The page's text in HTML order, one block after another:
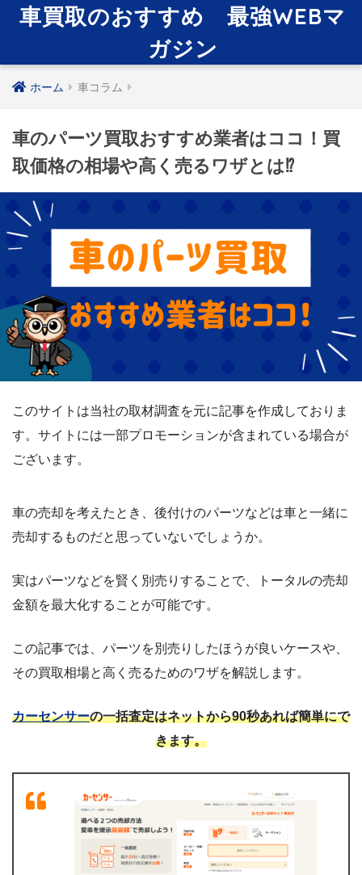
車買取のおすすめ 最強WEBマ
ガジン
ホーム 車コラム
車のパーツ買取おすすめ業者はココ！買
取価格の相場や高く売るワザとは⁉︎
このサイトは当社の取材調査を元に記事を作成しておりま
す。サイトには一部プロモーションが含まれている場合が
ございます。
車の売却を考えたとき、後付けのパーツなどは車と一緒に
売却するものだと思っていないでしょうか。
実はパーツなどを賢く別売りすることで、トータルの売却
金額を最大化することが可能です。
この記事では、パーツを別売りしたほうが良いケースや、
その買取相場と高く売るためのワザを解説します。
カーセンサーの一括査定はネットから90秒あれば簡単にで
きます。